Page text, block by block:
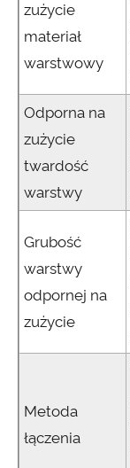
zużycie
materiał
warstwowy
Odporna na
zużycie
twardość
warstwy
Grubość
warstwy
odpornej na
zużycie
Metoda
łączenia